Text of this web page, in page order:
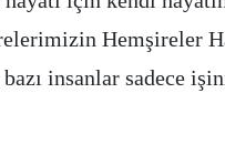
Hemşireler
insanlar sadece